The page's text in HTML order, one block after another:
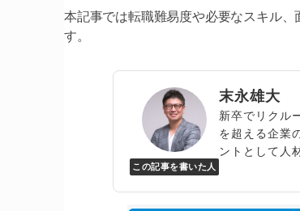
本記事では転職難易度や必要なスキル
す。
この記事を書いた人
末永雄大
新卒でリクル
を超える企業
ントとして人